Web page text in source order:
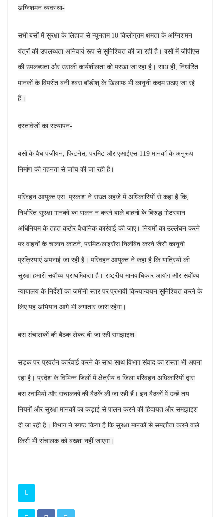
अग्निशमन व्यवस्था-
सभी बसों में सुरक्षा के लिहाज से न्यूनतम 10 किलोग्राम क्षमता के अग्निशमन
यंत्रों की उपलब्धता अनिवार्य रूप से सुनिश्चित की जा रही है। बसों में जीपीएस
की उपलब्धता और उसकी कार्यशीलता को परखा जा रहा है। साथ ही, निर्धारित
मानकों के विपरीत बनी श्बस बॉडीश् के खिलाफ भी कानूनी कदम उठाए जा रहे
हैं।
दस्तावेजों का सत्यापन-
बसों के वैध पंजीयन, फिटनेस, परमिट और एआईएस-119 मानकों के अनुरूप
निर्माण की गहनता से जांच की जा रही है।
परिवहन आयुक्त एस. प्रकाश ने सख्त लहजे में अधिकारियों से कहा है कि,
निर्धारित सुरक्षा मानकों का पालन न करने वाले वाहनों के विरुद्ध मोटरयान
अधिनियम के तहत कठोर वैधानिक कार्रवाई की जाए। नियमों का उल्लंघन करने
पर वाहनों के चालान काटने, परमिट/लाइसेंस निलंबित करने जैसी कानूनी
प्रक्रियाएं अपनाई जा रही हैं। परिवहन आयुक्त ने कहा है कि यात्रियों की
सुरक्षा हमारी सर्वाेच्च प्राथमिकता है। राष्ट्रीय मानवाधिकार आयोग और सर्वाेच्च
न्यायालय के निर्देशों का जमीनी स्तर पर प्रभावी क्रियान्वयन सुनिश्चित करने के
लिए यह अभियान आगे भी लगातार जारी रहेगा।
बस संचालकों की बैठक लेकर दी जा रही समझाइश-
सड़क पर प्रवर्तन कार्रवाई करने के साथ-साथ विभाग संवाद का रास्ता भी अपना
रहा है। प्रदेश के विभिन्न जिलों में क्षेत्रीय व जिला परिवहन अधिकारियों द्वारा
बस स्वामियों और संचालकों की बैठकें ली जा रही हैं। इन बैठकों में उन्हें तय
नियमों और सुरक्षा मानकों का कड़ाई से पालन करने की हिदायत और समझाइश
दी जा रही है। विभाग ने स्पष्ट किया है कि सुरक्षा मानकों से समझौता करने वाले
किसी भी संचालक को बख्शा नहीं जाएगा।